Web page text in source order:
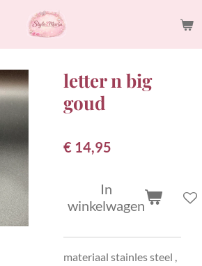
letter n big
goud
€ 14,95
In
winkelwagen
materiaal stainles steel ,